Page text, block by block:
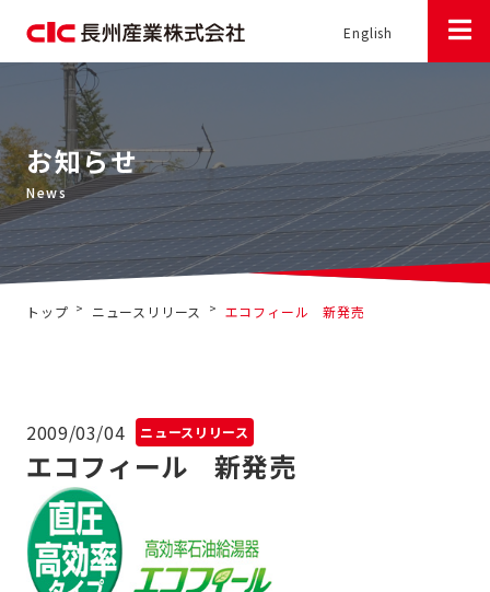
English
お知らせ
トップ > ニュースリリース > エコフィール 新発売
2009/03/04 ニュースリリース
エコフィール 新発売